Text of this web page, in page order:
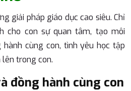
giải pháp giáo dục cao siêu. Chỉ
cho con sự quan tâm, tạo môi
cùng con, tình yêu học tập
trong con.
đồng hành cùng con